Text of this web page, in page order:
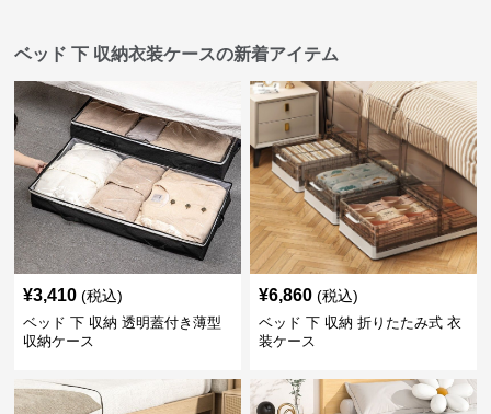
ベッド 下 収納衣装ケースの新着アイテム
¥3,410 (税込)
ベッド 下 収納 透明蓋付き薄型
収納ケース
¥6,860 (税込)
ベッド 下 収納 折りたたみ式 衣
装ケース